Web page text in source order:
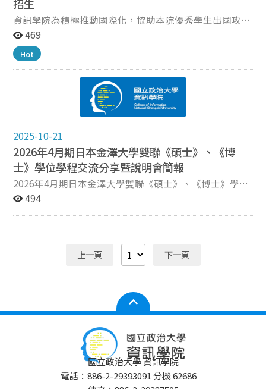
日～12月24日，詳細時間另由金澤大學通知。 結果公
布：2026年1月23日，依金澤大學公布時間為準。 日本
金澤大學相關資訊 https://www.se.kanazawa-
u.ac.jp/information 學分抵免~金澤大學規定 The
transfer of credits obtained from the partner university
is possible only for elective subjects by mutual
agreement. 此外，國立政治大學的選修科目為3學分，而
金澤大學為2學分，較國立政治大學少1學分。因此於金澤
大學取得的選修2學分可抵免國立政治大學之選修2學分；
於國立政治大學取得的選修3學分僅抵免金澤大學選修科
目之2學分。 徵兵及齡男子出境應經核准，詳情請參考內
政部宣導影片：https://www.youtube.com/watch?v=4-
vl1Q-8Cz8 辦理。
招生
資訊學院為積極推動國際化，協助本院優秀學生出國攻讀
資訊科學雙聯博士學位，提供學生更寬廣的學習視野和文
化體驗，特與日本金澤大學（KANAZAWA UNIVERSITY）
簽訂國際雙聯學位合作計畫。 招收對象 本院資訊科學系
已完成註冊之博士班學生，申請細則依金澤大學雙聯學程
【GUIDELINES FOR APPLICANTS (Doctor)_April 2026】
日起至2025年11月10日上班時間（上午9:00~下午
樓4樓140407）。 繳交文件 NCCU申請表。
【GUIDELINES FOR APPLICANTS (Doctor)_April 2026】
要求之文件。 口試時間及結果公布 口試：2025年12月1
日～12月24日，詳細時間另由金澤大學通知。 結果公
布：2026年1月23日，依金澤大學公布時間為準。 日本
金澤大學相關資訊 https://www.se.kanazawa-
u.ac.jp/information 學分抵免~金澤大學規定 The
is possible only for elective subjects by mutual
agreement. 此外，國立政治大學的選修科目為3學分，而
金澤大學為2學分，較國立政治大學少1學分。因此於金澤
於國立政治大學取得的選修3學分僅抵免金澤大學選修科
vl1Q-8Cz8 辦理。
469
Hot
2025-10-21
2026年4月期日本金澤大學雙聯《碩士》、《博
士》學位學程交流分享暨說明會簡報
2026年4月期日本金澤大學雙聯《碩士》、《博士》學位
學程交流分享暨說明會已圓滿結束，活動當天簡報歡迎至
494
上一頁 下一頁
國立政治大學 資訊學院
電話：886-2-29393091 分機 62686